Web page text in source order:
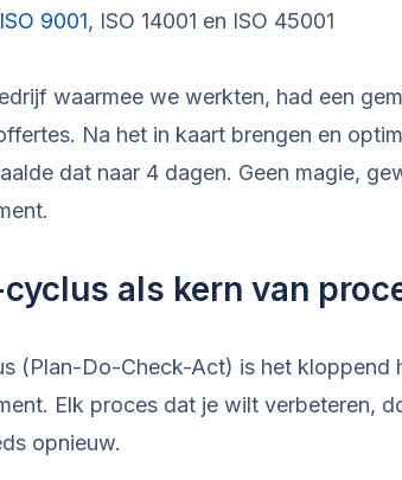
ISO 9001, ISO 14001 en ISO 45001
waarmee we werkten, had een
Na het in kaart brengen en
dat naar 4 dagen. Geen magie,
cyclus als kern van
(Plan-Do-Check-Act) is het kloppend
Elk proces dat je wilt verbeteren,
opnieuw.